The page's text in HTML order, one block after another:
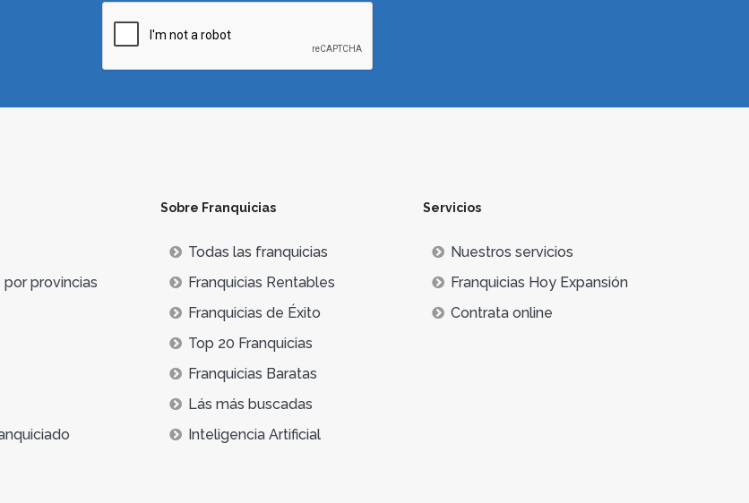
por provincias
Sobre Franquicias
Todas las franquicias
Franquicias Rentables
Franquicias de Éxito
Top 20 Franquicias
Franquicias Baratas
Lás más buscadas
Inteligencia Artificial
Servicios
Nuestros servicios
Franquicias Hoy Expansión
Contrata online